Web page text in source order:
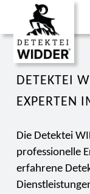
DETEKTEI
EXPERTEN
Die Detektei
professionelle
erfahrene